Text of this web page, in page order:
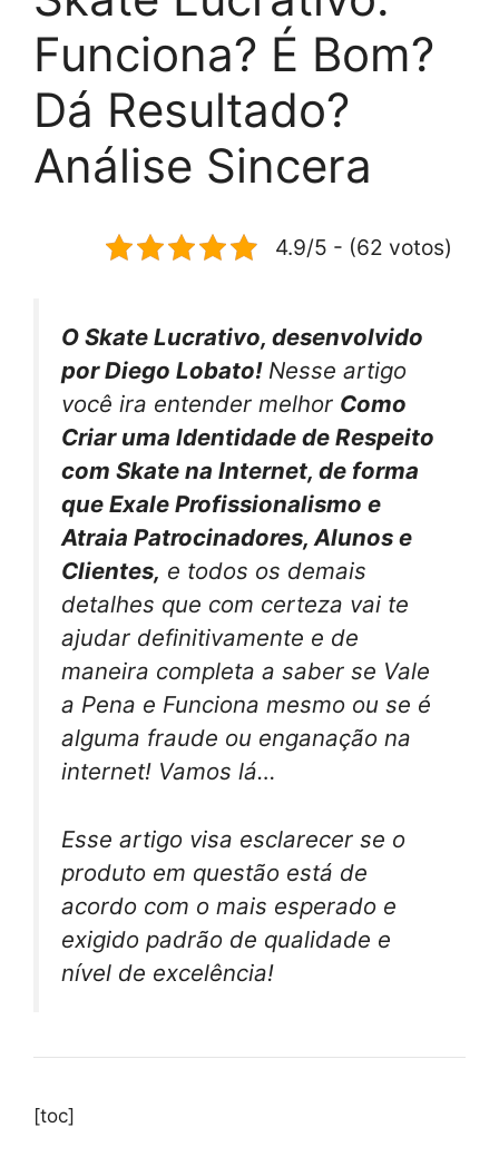
Funciona? É Bom?
Dá Resultado?
Análise Sincera
4.9/5 - (62 votos)
O Skate Lucrativo, desenvolvido
por Diego Lobato! Nesse artigo
você ira entender melhor Como
Criar uma Identidade de Respeito
com Skate na Internet, de forma
que Exale Profissionalismo e
Atraia Patrocinadores, Alunos e
Clientes, e todos os demais
detalhes que com certeza vai te
ajudar definitivamente e de
maneira completa a saber se Vale
a Pena e Funciona mesmo ou se é
alguma fraude ou enganação na
internet! Vamos lá…
Esse artigo visa esclarecer se o
produto em questão está de
acordo com o mais esperado e
exigido padrão de qualidade e
nível de excelência!
[toc]